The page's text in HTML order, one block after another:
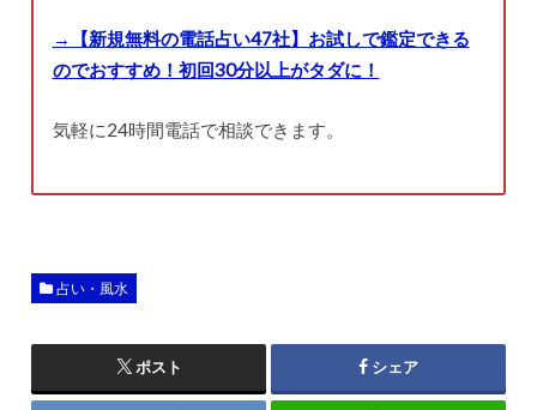
→【新規無料の電話占い47社】お試しで鑑定できる
のでおすすめ！初回30分以上がタダに！
気軽に24時間電話で相談できます。
占い・風水
ポスト シェア